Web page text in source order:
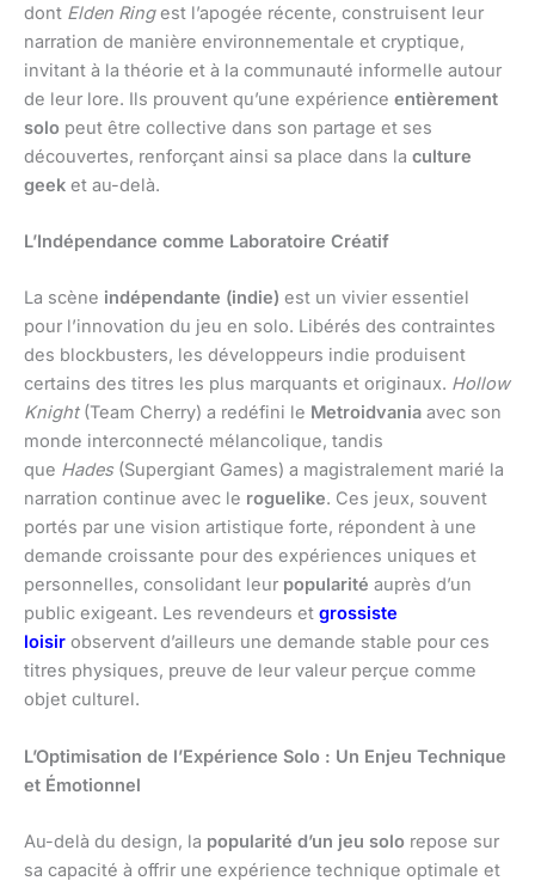
dont Elden Ringest l’apogée récente, construisent leur
narration de manière environnementale et cryptique,
invitant à la théorie et à la communauté informelle autour
de leur lore. Ils prouvent qu’une expérience entièrement
solo peut être collective dans son partage et ses
découvertes, renforçant ainsi sa place dans la culture
geek et au-delà.
L’Indépendance comme Laboratoire Créatif
La scène indépendante (indie) est un vivier essentiel
pour l’innovation du jeu en solo. Libérés des contraintes
des blockbusters, les développeurs indie produisent
certains des titres les plus marquants et originaux. Hollow
Knight(Team Cherry) a redéfini le Metroidvania avec son
monde interconnecté mélancolique, tandis
que Hades(Supergiant Games) a magistralement marié la
narration continue avec le roguelike. Ces jeux, souvent
portés par une vision artistique forte, répondent à une
demande croissante pour des expériences uniques et
personnelles, consolidant leur popularité auprès d’un
public exigeant. Les revendeurs et grossiste
loisir observent d’ailleurs une demande stable pour ces
titres physiques, preuve de leur valeur perçue comme
objet culturel.
L’Optimisation de l’Expérience Solo : Un Enjeu Technique
et Émotionnel
Au-delà du design, la popularité d’un jeu solo repose sur
sa capacité à offrir une expérience technique optimale et